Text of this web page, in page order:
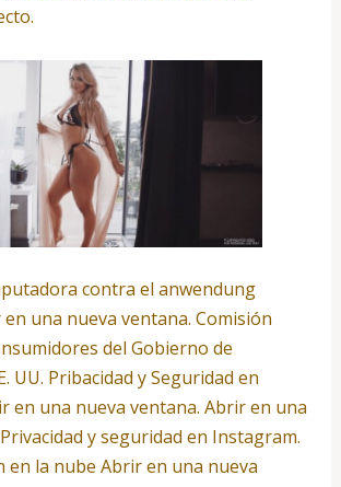
contra el anwendung
una nueva ventana. Comisión
del Gobierno de
UU. Pribacidad y Seguridad en
en una nueva ventana. Abrir en una
y seguridad en Instagram.
en la nube Abrir en una nueva